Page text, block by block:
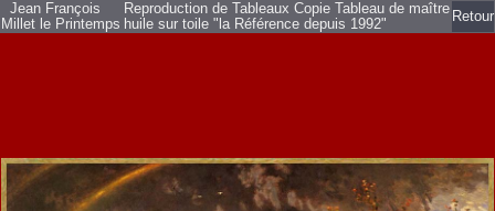
Jean François
Millet le Printemps
Reproduction de Tableaux Copie Tableau de maître
huile sur toile "la Référence depuis 1992" Retour